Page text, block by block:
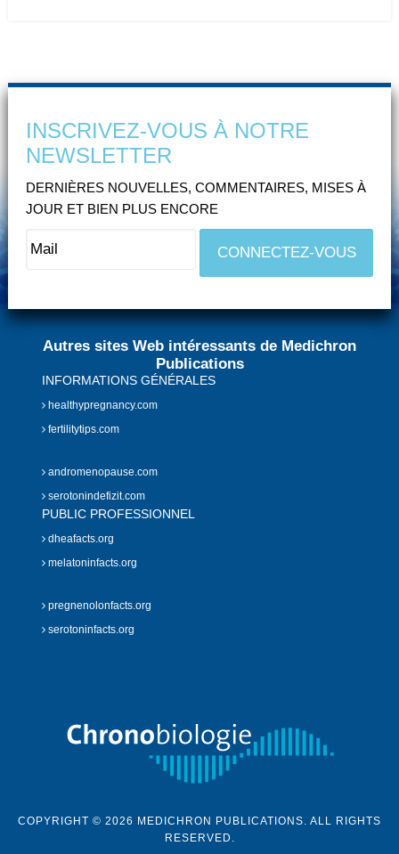
INSCRIVEZ-VOUS À NOTRE
NEWSLETTER
DERNIÈRES NOUVELLES, COMMENTAIRES, MISES À
JOUR ET BIEN PLUS ENCORE
Autres sites Web intéressants de Medichron
Publications
INFORMATIONS GÉNÉRALES
healthypregnancy.com
fertilitytips.com
andromenopause.com
serotonindefizit.com
PUBLIC PROFESSIONNEL
dheafacts.org
melatoninfacts.org
pregnenolonfacts.org
serotoninfacts.org
COPYRIGHT © 2026 MEDICHRON PUBLICATIONS. ALL RIGHTS
RESERVED.